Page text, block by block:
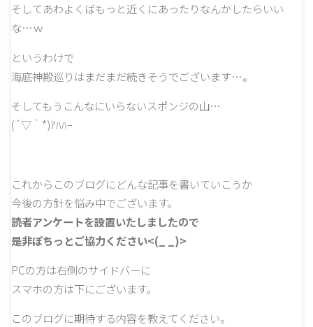
そしてあわよくばもっと近くにあったりなんかしたらいい
な…ｗ
というわけで
海底神殿巡りはまだまだ続きそうでございます…。
そしてもうこんなにいらないスポンジの山…
(´▽｀*)ｱﾊﾊｰ
これからこのブログにどんな記事を書いていこうか
今後の方針を悩み中でございます。
読者アンケートを設置いたしましたので
是非ぽちっとご協力ください<(_ _)>
PCの方は右側のサイドバーに
スマホの方は下にございます。
このブログに期待する内容を教えてください。